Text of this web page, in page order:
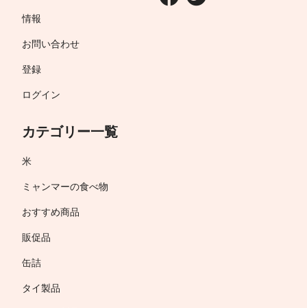
情報
お問い合わせ
登録
ログイン
カテゴリー一覧
米
ミャンマーの食べ物
おすすめ商品
販促品
缶詰
タイ製品